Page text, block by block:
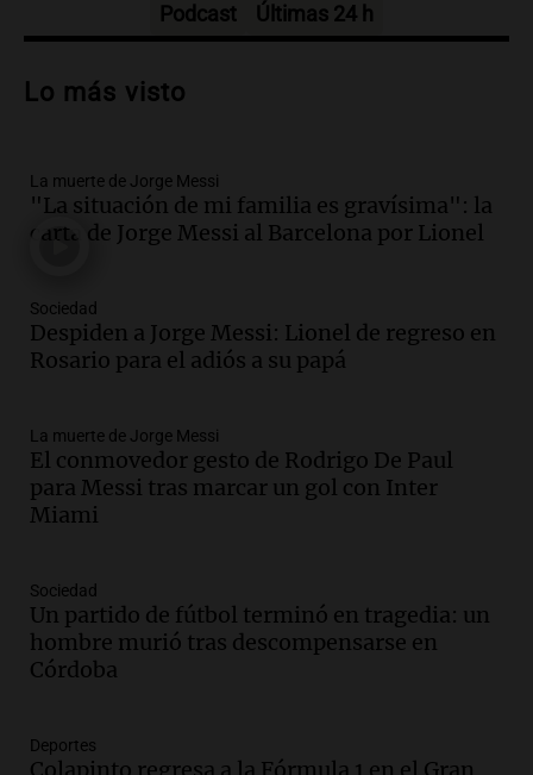
Audio.Trágico accidente en Mendoza:
vehículos desde un puente
Audio.Tragedia en Mendoza: un muerto
y cinco heridos tras caer dos autos desde
un puente
Episodios
Audio.Messi llegará esta noche a
Rosario para acompañar a su familia
Episodios
Audio.Ley de Propiedad Privada: el revés
en el Congreso expuso una debilidad
comunicacional del Gobierno
Episodios
Audio.Casabindo se prepara para una
celebración única: 30.000 turistas y el
tradicional Toreo de la Vincha
Audio. Borges, abogada de Pourrain:
Podcast Últimas 24 h
Lo más visto
La muerte de Jorge Messi
"La situación de mi familia es gravísima": la
carta de Jorge Messi al Barcelona por Lionel
Sociedad
Despiden a Jorge Messi: Lionel de regreso en
Rosario para el adiós a su papá
La muerte de Jorge Messi
El conmovedor gesto de Rodrigo De Paul
para Messi tras marcar un gol con Inter
Miami
Sociedad
Un partido de fútbol terminó en tragedia: un
hombre murió tras descompensarse en
Córdoba
Deportes